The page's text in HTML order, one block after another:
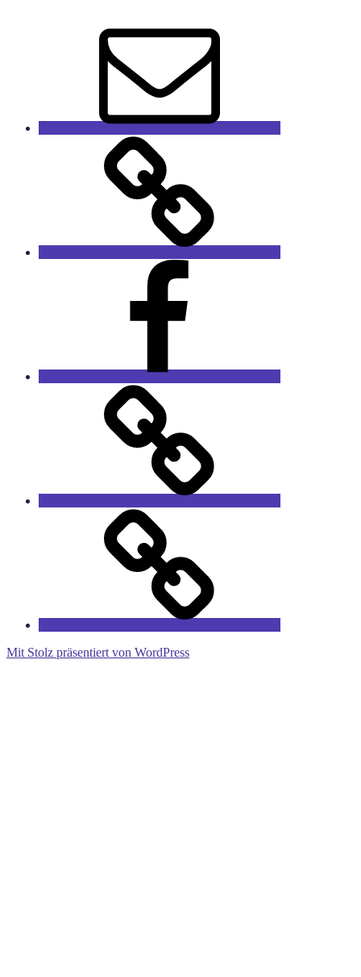
Sprucharchiv
Mit Stolz präsentiert von WordPress